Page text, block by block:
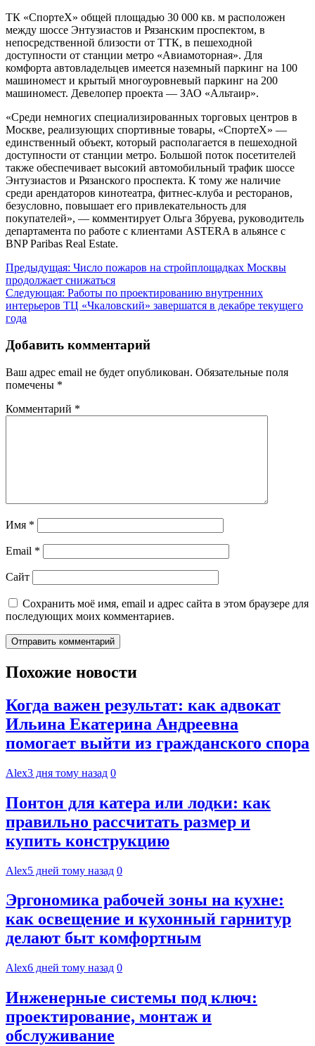
ТК «СпортеX» общей площадью 30 000 кв. м расположен
между шоссе Энтузиастов и Рязанским проспектом, в
непосредственной близости от ТТК, в пешеходной
доступности от станции метро «Авиамоторная». Для
комфорта автовладельцев имеется наземный паркинг на 100
машиномест и крытый многоуровневый паркинг на 200
машиномест. Девелопер проекта — ЗАО «Альтаир».
«Среди немногих специализированных торговых центров в
Москве, реализующих спортивные товары, «СпортеX» —
единственный объект, который располагается в пешеходной
доступности от станции метро. Большой поток посетителей
также обеспечивает высокий автомобильный трафик шоссе
Энтузиастов и Рязанского проспекта. К тому же наличие
среди арендаторов кинотеатра, фитнес-клуба и ресторанов,
безусловно, повышает его привлекательность для
покупателей», — комментирует Ольга Збруева, руководитель
департамента по работе с клиентами ASTERA в альянсе с
BNP Paribas Real Estate.
Навигация
по
записям
Предыдущая: Число пожаров на стройплощадках Москвы
продолжает снижаться
Следующая: Работы по проектированию внутренних
интерьеров ТЦ «Чкаловский» завершатся в декабре текущего
года
Добавить комментарий
Ваш адрес email не будет опубликован. Обязательные поля
помечены *
Комментарий *
Имя *
Email *
Сайт
Сохранить моё имя, email и адрес сайта в этом браузере для
последующих моих комментариев.
Похожие новости
Когда важен результат: как адвокат
Ильина Екатерина Андреевна
помогает выйти из гражданского спора
Alex3 дня тому назад 0
Понтон для катера или лодки: как
правильно рассчитать размер и
купить конструкцию
Alex5 дней тому назад 0
Эргономика рабочей зоны на кухне:
как освещение и кухонный гарнитур
делают быт комфортным
Alex6 дней тому назад 0
Инженерные системы под ключ:
проектирование, монтаж и
обслуживание